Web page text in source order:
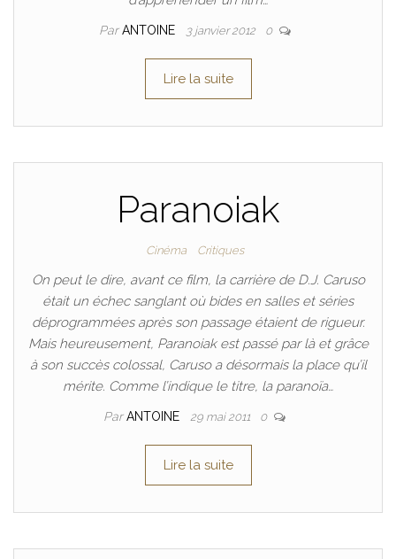
ParANTOINE 3 janvier 2012 0
Lire la suite
Paranoiak
Cinéma Critiques
On peut le dire, avant ce film, la carrière de D.J. Caruso
était un échec sanglant où bides en salles et séries
déprogrammées après son passage étaient de rigueur.
Mais heureusement, Paranoiak est passé par là et grâce
à son succès colossal, Caruso a désormais la place qu’il
mérite. Comme l’indique le titre, la paranoïa…
ParANTOINE 29 mai 2011 0
Lire la suite